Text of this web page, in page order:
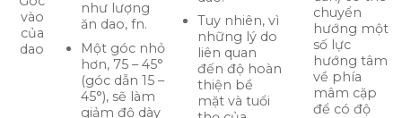
vào
của
dao
như lượng
ăn dao, fn.
Một góc nhỏ
hơn, 75 – 45°
(góc dẫn 15 –
45°), sẽ làm
giảm độ dày
Tuy nhiên, vì
những lý do
liên quan
đến độ hoàn
thiện bề
mặt và tuổi
chuyển
hướng một
số lực
hướng tâm
về phía
mâm cặp
để có độ